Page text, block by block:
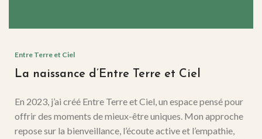
Entre Terre et Ciel
La naissance d’Entre Terre et Ciel
En 2023, j’ai créé Entre Terre et Ciel, un espace pensé pour
offrir des moments de mieux-être uniques. Mon approche
repose sur la bienveillance, l’écoute active et l’empathie,